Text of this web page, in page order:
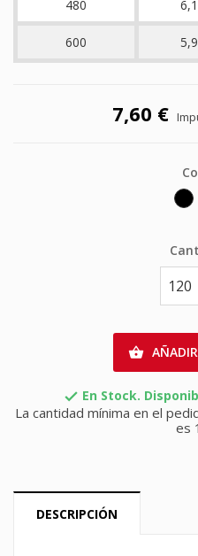
480
600
7,60 €

 En Stock.
La cantidad mínima en el
es
DESCRIPCIÓN